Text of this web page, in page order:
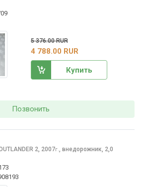
5 376.00 RUR
4 788.00 RUR
Купить
Позвонить
2, 2007г.
внедорожник, 2,0